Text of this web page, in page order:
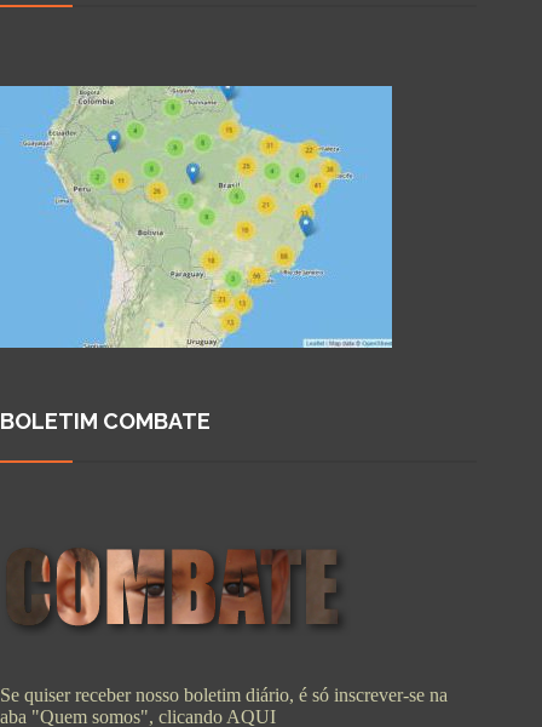
BOLETIM COMBATE
Se quiser receber nosso boletim diário, é só inscrever-se na
aba "Quem somos", clicando AQUI